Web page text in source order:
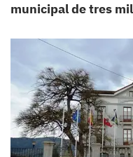
municipal de tres